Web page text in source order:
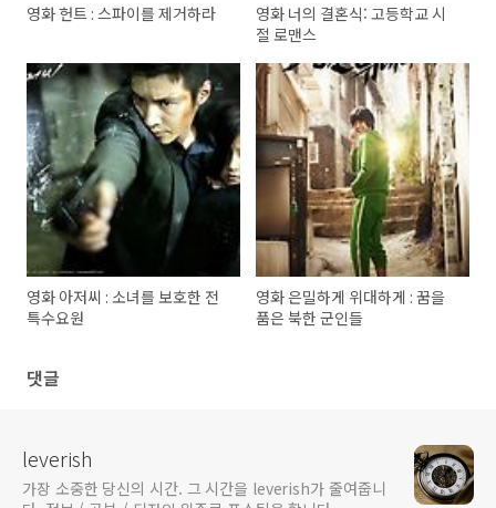
영화 헌트 : 스파이를 제거하라
영화 너의 결혼식: 고등학교 시
절 로맨스
영화 아저씨 : 소녀를 보호한 전
특수요원
영화 은밀하게 위대하게 : 꿈을
품은 북한 군인들
댓글
leverish
가장 소중한 당신의 시간. 그 시간을 leverish가 줄여줍니